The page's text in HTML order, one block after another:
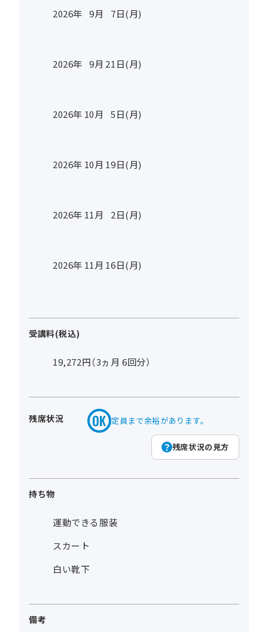
2026年 9月 7日(月)
2026年 9月 21日(月)
2026年 10月 5日(月)
2026年 10月 19日(月)
2026年 11月 2日(月)
2026年 11月 16日(月)
受講料(税込)
19,272円（3ヵ月 6回分）
残席状況 定員まで余裕があります。
残席状況の見方
持ち物
運動できる服装
スカート
白い靴下
備考